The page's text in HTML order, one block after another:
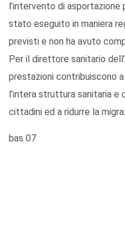
l’intervento di
stato eseguito in maniera
previsti e non ha avuto
Per il direttore sanitario
prestazioni contribuiscono
l’intera struttura sanitaria e
cittadini ed a ridurre la
bas 07